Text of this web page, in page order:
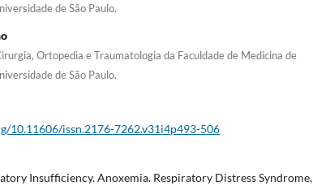
de São Paulo.
Ortopedia e Traumatologia da Faculdade de Medicina de
de São Paulo.
10.11606/issn.2176-7262.v31i4p493-506
Insufficiency. Anoxemia. Respiratory Distress Syndrome,